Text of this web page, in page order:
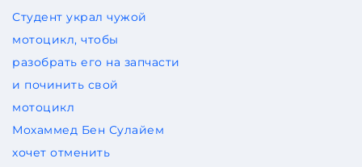
Студент украл чужой
мотоцикл, чтобы
разобрать его на запчасти
и починить свой
мотоцикл
Мохаммед Бен Сулайем
хочет отменить